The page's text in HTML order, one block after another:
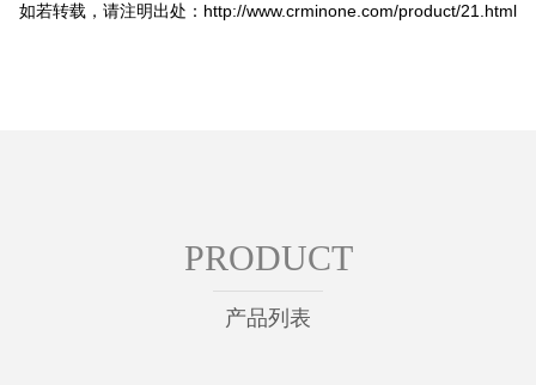
如若转载，请注明出处：http://www.crminone.com/product/21.html
PRODUCT
产品列表